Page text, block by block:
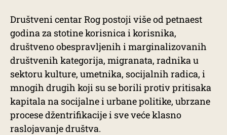
Društveni centar Rog postoji više od petnaest
godina za stotine korisnica i korisnika,
društveno obespravljenih i marginalizovanih
društvenih kategorija, migranata, radnika u
sektoru kulture, umetnika, socijalnih radica, i
mnogih drugih koji su se borili protiv pritisaka
kapitala na socijalne i urbane politike, ubrzane
procese džentrifikacije i sve veće klasno
raslojavanje društva.